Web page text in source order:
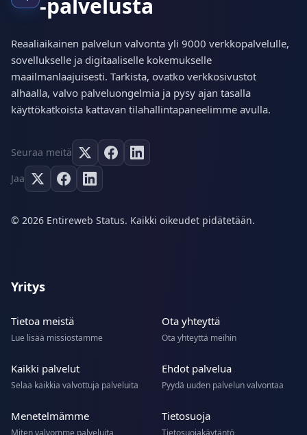
-palvelusta
Reaaliaikainen palvelun valvonta yli 9000 verkkopalvelulle,
sovellukselle ja digitaaliselle kokemukselle
maailmanlaajuisesti. Tarkista, ovatko verkkosivustot
alhaalla, valvo palveluongelmia ja pysy ajan tasalla
käyttökatkoista kattavan tilahallintapaneelimme avulla.
Seuraa meitä
Jaa
© 2026 Entireweb Status. Kaikki oikeudet pidätetään.
Yritys
Tietoa meistä
Lue lisää missiostamme
Ota yhteyttä
Ota yhteyttä meihin
Kaikki palvelut
Selaa kaikkia valvottuja palveluita
Ehdot palvelua
Pyydä uuden palvelun valvontaa
Menetelmämme Tietosuoja